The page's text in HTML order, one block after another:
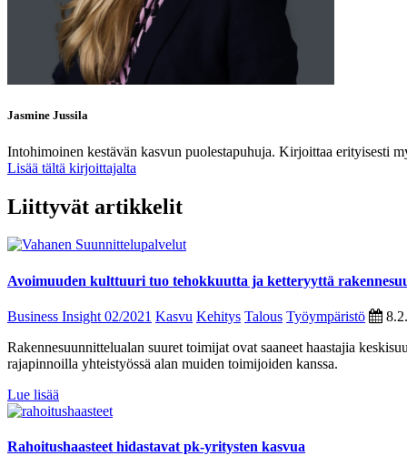
Jasmine Jussila
Intohimoinen kestävän kasvun puolestapuhuja. Kirjoittaa erityisesti
Lisää tältä kirjoittajalta
Liittyvät artikkelit
Avoimuuden kulttuuri tuo tehokkuutta ja ketteryyttä
Business Insight 02/2021 Kasvu Kehitys Talous Työympäristö
Rakennesuunnittelualan suuret toimijat ovat saaneet haastajia
rajapinnoilla yhteistyössä alan muiden toimijoiden kanssa.
Lue lisää
Rahoitushaasteet hidastavat pk-yritysten kasvua